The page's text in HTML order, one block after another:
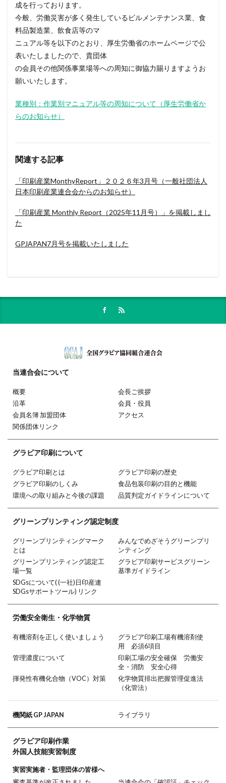
成を行っております。
今般、労働災害が多く発生しているビルメンテナンス業、食
料品製造業、飲食店等のマ
ニュアル等を以下のとおり、厚生労働省のホームページで公
表いたしましたので、貴団体
の会員その他関係事業場等への周知に御協力賜りますようお
願いいたします。
業種別：作業別マニュアル等の周知について（厚生労働省か
らのお知らせ）
関連する記事
「印刷産業MonthyReport」２０２６年3月号（一般社団法人
日本印刷産業連合会からのお知らせ）
「印刷産業 Monthly Report（2025年11月号）」を掲載しまし
た
GPJAPAN7月号を掲載いたしました
当連合会について
概要
会長ご挨拶
沿革
会員・役員
会員名簿 加盟団体
アクセス
関係団体リンク
グラビア印刷について
グラビア印刷とは
グラビア印刷の歴史
グラビア印刷のしくみ
食品包装印刷の目的と機能
環境への取り組みと今後の課題
品質判定ガイドラインについて
グリーンプリンティング認定制度
グリーンプリンティングマーク
とは
みんなでめざそうグリーンプリ
ンティング
グリーンプリンティング認定工
場一覧
グラビア印刷サービスグリーン
基準ガイドライン
SDGsについて( (一社)日印産連
SDGsサポートツール) リンク
労働安全衛生・ 化学物質
有機溶剤を正しく使いましょう
グラビア印刷工場有機溶剤使
用 必須6項目
管理濃度について
印刷工場の安全確保 労働安
全・消防 安全心得
揮発性有機化合物（VOC）対策
化学物質排出把握管理促進法
（化管法）
機関紙 GP JAPAN ライブラリ
グラビア印刷作業
外国人技能実習制度
実習実施者・監理団体の皆様へ